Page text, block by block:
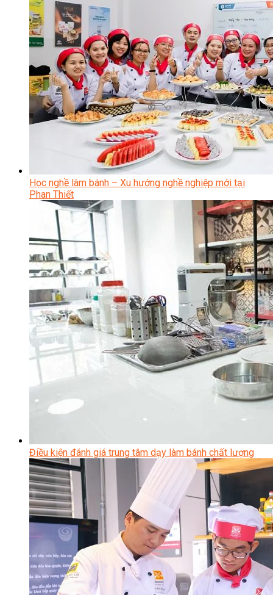
Học nghề làm bánh – Xu hướng nghề nghiệp mới tại
Phan Thiết
Điều kiện đánh giá trung tâm dạy làm bánh chất lượng